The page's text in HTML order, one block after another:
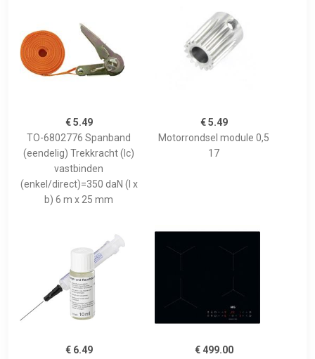
€ 5.49
TO-6802776 Spanband
(eendelig) Trekkracht (lc)
vastbinden
(enkel/direct)=350 daN (l x
b) 6 m x 25 mm
€ 5.49
Motorrondsel module 0,5
17
€ 6.49
€ 499.00